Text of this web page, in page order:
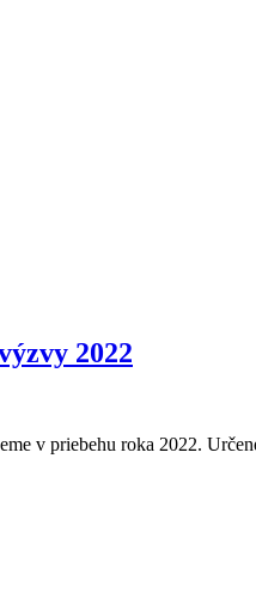
2022
v priebehu roka 2022.